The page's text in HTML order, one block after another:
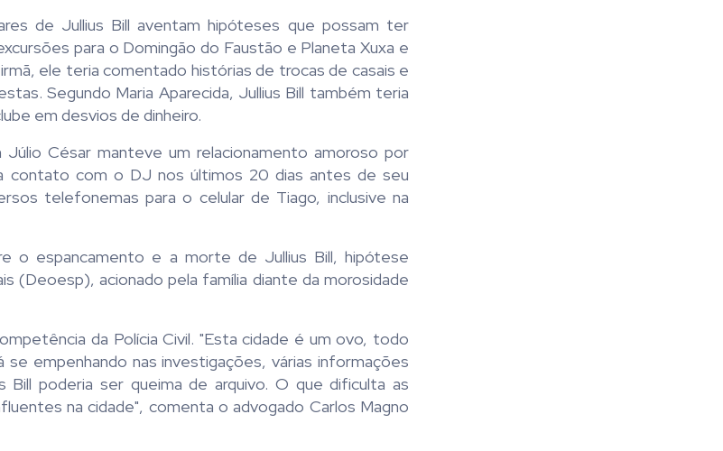
de Jullius Bill aventam hipóteses que possam ter
para o Domingão do Faustão e Planeta Xuxa e
ele teria comentado histórias de trocas de casais e
Segundo Maria Aparecida, Jullius Bill também teria
em desvios de dinheiro.
César manteve um relacionamento amoroso por
contato com o DJ nos últimos 20 dias antes de seu
telefonemas para o celular de Tiago, inclusive na
o espancamento e a morte de Jullius Bill, hipótese
(Deoesp), acionado pela família diante da morosidade
da Polícia Civil. "Esta cidade é um ovo, todo
empenhando nas investigações, várias informações
Bill poderia ser queima de arquivo. O que dificulta as
na cidade", comenta o advogado Carlos Magno